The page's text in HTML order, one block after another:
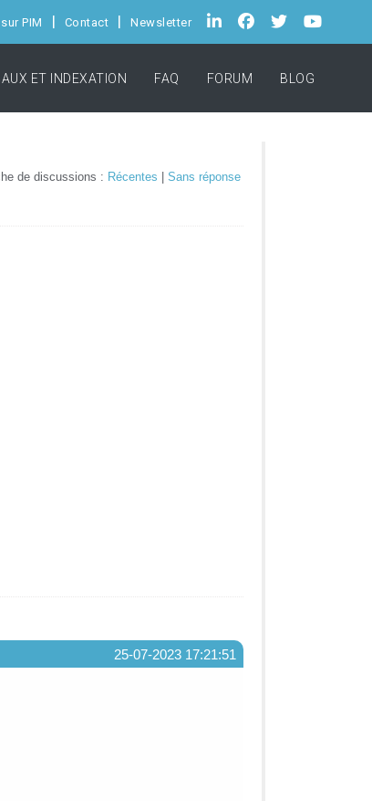
PIM Contact Newsletter
ET INDEXATION FAQ FORUM BLOG
de discussions : Récentes Sans réponse
25-07-2023 17:21:51